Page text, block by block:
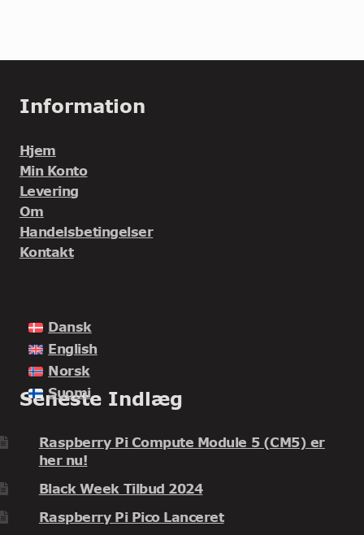
Information
Hjem
Min Konto
Levering
Om
Handelsbetingelser
Kontakt
Dansk
English
Norsk
Suomi
Seneste Indlæg
Raspberry Pi Compute Module 5 (CM5) er
her nu!
Black Week Tilbud 2024
Raspberry Pi Pico Lanceret